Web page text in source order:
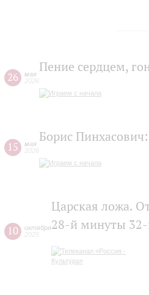
26
мая
2026
Пение сердцем,
15
мая
2026
Борис
10
октября
2025
Царская ложа.
28-й минуты